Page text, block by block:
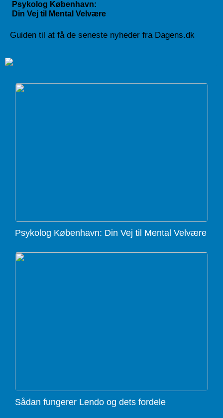
Psykolog København:
Din Vej til Mental Velvære
Guiden til at få de seneste nyheder fra Dagens.dk
Psykolog København: Din Vej til Mental Velvære
Sådan fungerer Lendo og dets fordele